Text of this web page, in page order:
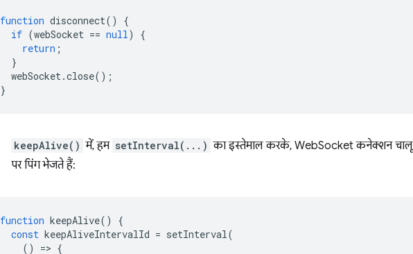
function disconnect()
{
if (webSocket == null)
{
return ;
}
webSocket.close();
}
keepAlive() में, हम setInterval(...) का इस्तेमाल करके, WebSocket कनेक्शन चालू
पर पिंग भेजते हैं:
function keepAlive()
{
const keepAliveIntervalId = setInterval(
()
=> {